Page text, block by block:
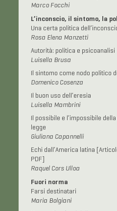
Marco Focchi
L’inconscio, il sintomo, la
Una certa politica
Rosa Elena Manzetti
Autorità: politica e psicoanalisi
Luisella Brusa
Il sintomo come nodo politico
Domenico Cosenza
Il buon uso dell’eresia
Luisella Mambrini
Il possibile e l’impossibile
legge
Giuliana Capannelli
Echi dall’America latina
PDF]
Raquel Cors Ulloa
Fuori norma
Farsi destinatari
Maria Bolgiani